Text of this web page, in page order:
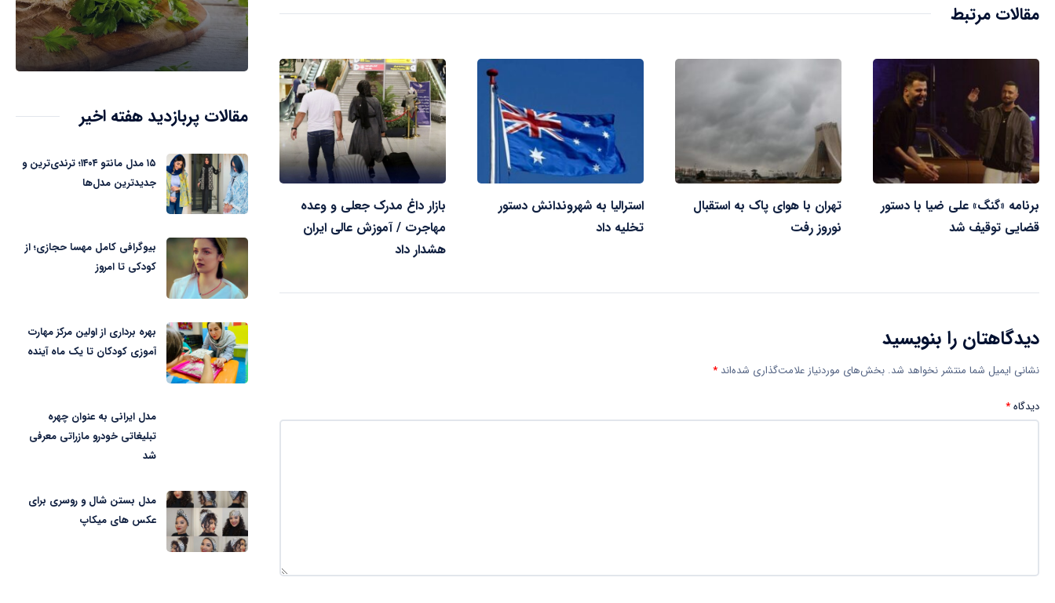
مقالات مرتبط
برنامه «گنگ» علی ضیا با دستور
قضایی توقیف شد
تهران با هوای پاک به استقبال
نوروز رفت
استرالیا به شهروندانش دستور
تخلیه داد
بازار داغ مدرک جعلی و وعده
مهاجرت / آموزش عالی ایران
هشدار داد
دیدگاهتان را بنویسید
نشانی ایمیل شما منتشر نخواهد شد. بخش‌های موردنیاز علامت‌گذاری شده‌اند *
دیدگاه*
مقالات پربازدید هفته اخیر
۱۵ مدل مانتو ۱۴۰۴؛ ترندی‌ترین و
جدیدترین مدل‌ها
بیوگرافی کامل مهسا حجازی؛ از
کودکی تا امروز
بهره برداری از اولین مرکز مهارت
آموزی کودکان تا یک ماه آینده
مدل ایرانی به عنوان چهره
تبلیغاتی خودرو مازراتی معرفی
شد
مدل بستن شال و روسری برای
عکس های میکاپ